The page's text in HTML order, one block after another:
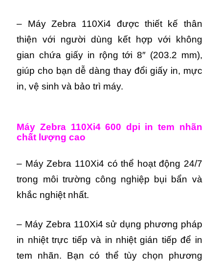
– Máy Zebra 110Xi4 được thiết kế thân
thiện với người dùng kết hợp với không
gian chứa giấy in rộng tới 8″ (203.2 mm),
giúp cho bạn dễ dàng thay đổi giấy in, mực
in, vệ sinh và bảo trì máy.
Máy Zebra 110Xi4 600 dpi in tem nhãn
chất lượng cao
– Máy Zebra 110Xi4 có thể hoạt động 24/7
trong môi trường công nghiệp bụi bẩn và
khắc nghiệt nhất.
– Máy Zebra 110Xi4 sử dụng phương pháp
in nhiệt trực tiếp và in nhiệt gián tiếp để in
tem nhãn. Bạn có thể tùy chọn phương